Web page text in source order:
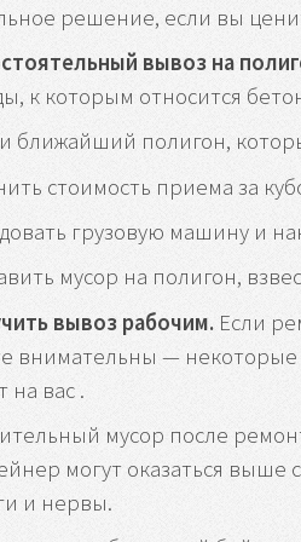
решение, если вы
вывоз на
к которым относится
ближайший полигон,
стоимость приема за
грузовую машину и
мусор на полигон,
вывоз рабочим. Если
внимательны —
на вас .
мусор после
могут оказаться выше
и нервы.